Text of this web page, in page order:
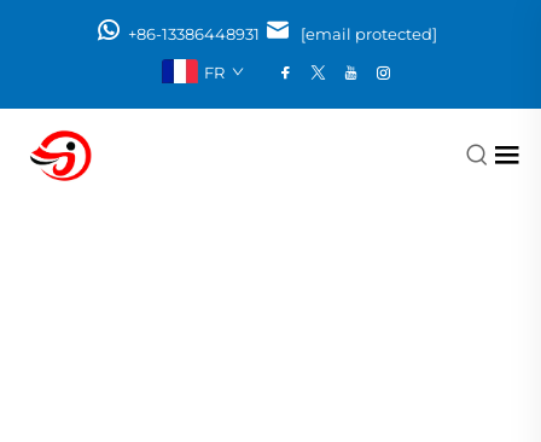
+86-13386448931
[email protected]
FR